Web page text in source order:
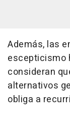
Además, las
escepticismo
consideran
alternativos
obliga a